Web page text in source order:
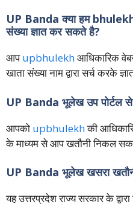
UP Banda क्या हम bhulekh
संख्या ज्ञात कर सकते है?
आपupbhulekhआधिकारिक
खाता संख्या नाम द्वारा सर्च करके
UP Banda भूलेख उप पोर्टल
आपको upbhulekhकी
के माध्यम से आप खतौनी निकल
UP Banda भूलेख खसरा
यह उत्तरप्रदेश राज्य सरकार के